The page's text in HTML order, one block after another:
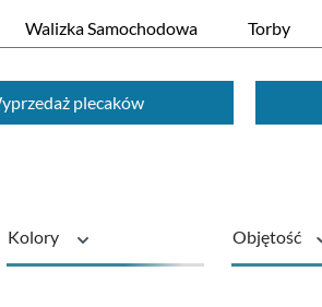
Walizka Samochodowa Torby
plecaków
Kolory Objętość